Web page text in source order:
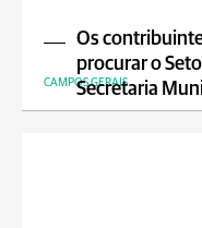
Os
procurar o
Secretaria
CAMPOS GERAIS